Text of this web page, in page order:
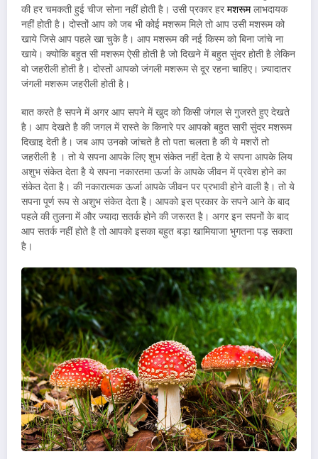
की हर चमकती हुई चीज सोना नहीं होती है। उसी प्रकार हर मशरूमलाभदायक
नहीं होती है। दोस्तों आप को जब भी कोई मशरूम मिले तो आप उसी मशरूम को
खाये जिसे आप पहले खा चुके है। आप मशरूम की नई किस्म को बिना जांचे ना
खाये। क्योकि बहुत सी मशरूम ऐसी होती है जो दिखने में बहुत सुंदर होती है लेकिन
वो जहरीली होती है। दोस्तों आपको जंगली मशरूम से दूर रहना चाहिए। ज़्यादातर
जंगली मशरूम जहरीली होती है।
बात करते है सपने में अगर आप सपने में खुद को किसी जंगल से गुजरते हुए देखते
है। आप देखते है की जगल में रास्ते के किनारे पर आपको बहुत सारी सुंदर मशरूम
दिखाइ देती है। जब आप उनको जांचते है तो पता चलता है की ये मशरों तो
जहरीली है । तो ये सपना आपके लिए शुभ संकेत नहीं देता है ये सपना आपके लिय
अशुभ संकेत देता है ये सपना नकारतमा ऊर्जा के आपके जीवन में प्रवेश होने का
संकेत देता है। की नकारात्मक ऊर्जा आपके जीवन पर प्रभावी होने वाली है। तो ये
सपना पूर्ण रूप से अशुभ संकेत देता है। आपको इस प्रकार के सपने आने के बाद
पहले की तुलना में और ज्यादा सतर्क होने की जरूरत है। अगर इन सपनों के बाद
आप सतर्क नहीं होते है तो आपको इसका बहुत बड़ा खामियाजा भुगतना पड़ सकता
है।